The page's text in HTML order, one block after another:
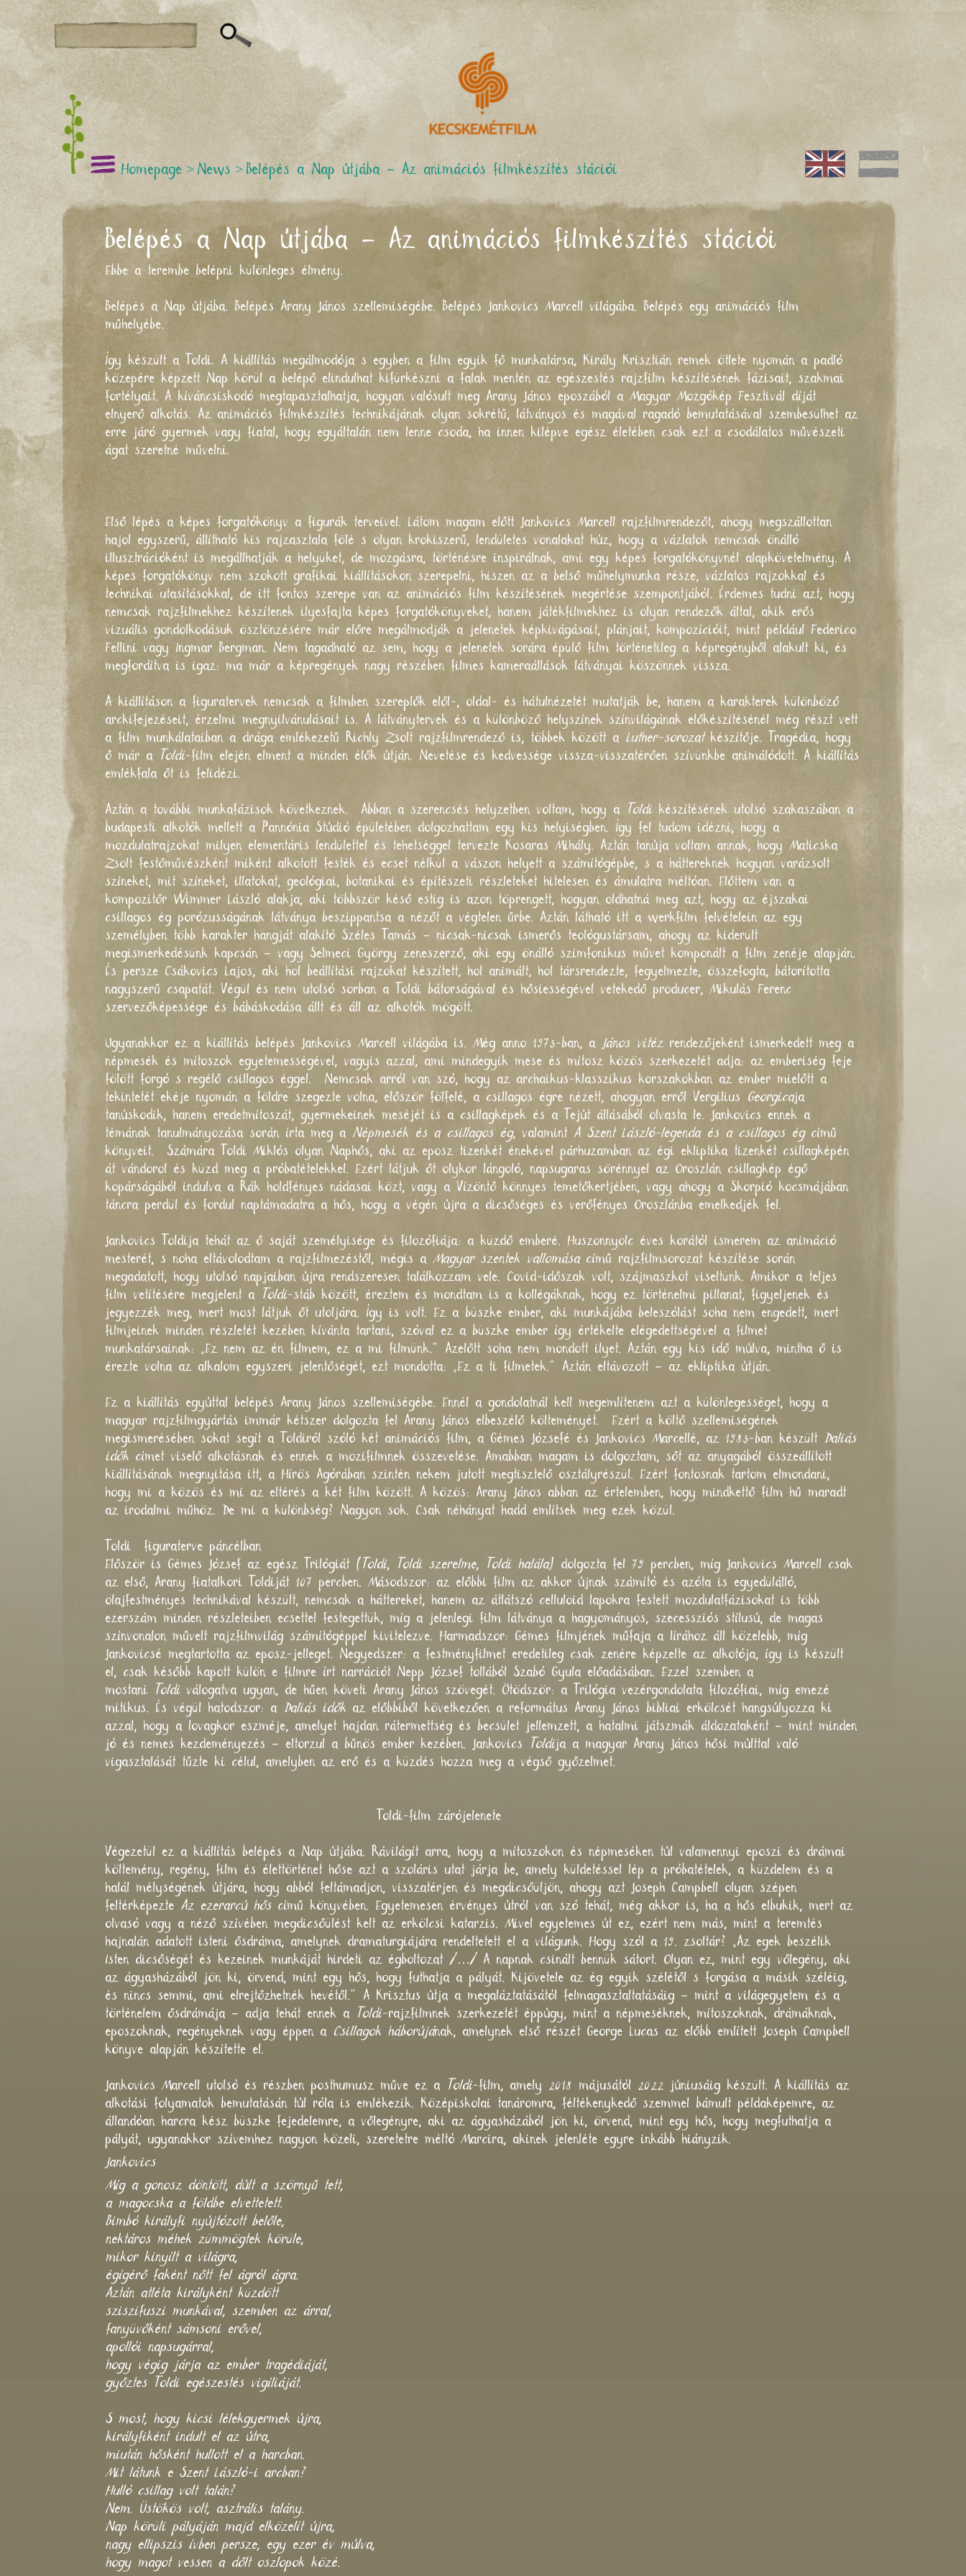
Homepage > News > Belépés a Nap útjába – Az animációs filmkészítés stációi
Belépés a Nap útjába – Az animációs filmkészítés stációi
Ebbe a terembe belépni különleges élmény.
Belépés a Nap útjába. Belépés Arany János szellemiségébe. Belépés Jankovics Marcell világába. Belépés egy animációs film
műhelyébe.
Így készült a Toldi. A kiállítás megálmodója s egyben a film egyik fő munkatársa, Király Krisztián remek ötlete nyomán a padló
közepére képzett Nap körül a belépő elindulhat kifürkészni a falak mentén az egészestés rajzfilm készítésének fázisait, szakmai
fortélyait. A kíváncsiskodó megtapasztalhatja, hogyan valósult meg Arany János eposzából a Magyar Mozgókép Fesztivál díját
elnyerő alkotás. Az animációs filmkészítés technikájának olyan sokrétű, látványos és magával ragadó bemutatásával szembesülhet az
erre járó gyermek vagy fiatal, hogy egyáltalán nem lenne csoda, ha innen kilépve egész életében csak ezt a csodálatos művészeti
ágat szeretné művelni.
Első lépés a képes forgatókönyv a figurák terveivel. Látom magam előtt Jankovics Marcell rajzfilmrendezőt, ahogy megszállottan
hajol egyszerű, állítható kis rajzasztala fölé s olyan krokiszerű, lendületes vonalakat húz, hogy a vázlatok nemcsak önálló
illusztrációként is megállhatják a helyüket, de mozgásra, történésre inspirálnak, ami egy képes forgatókönyvnél alapkövetelmény. A
képes forgatókönyv nem szokott grafikai kiállításokon szerepelni, hiszen az a belső műhelymunka része, vázlatos rajzokkal és
technikai utasításokkal, de itt fontos szerepe van az animációs film készítésének megértése szempontjából. Érdemes tudni azt, hogy
nemcsak rajzfilmekhez készítenek ilyesfajta képes forgatókönyveket, hanem játékfilmekhez is olyan rendezők által, akik erős
vizuális gondolkodásuk ösztönzésére már előre megálmodják a jelenetek képkivágásait, plánjait, kompozícióit, mint például Federico
Fellini vagy Ingmar Bergman. Nem tagadható az sem, hogy a jelenetek sorára épülő film történetileg a képregényből alakult ki, és
megfordítva is igaz: ma már a képregények nagy részében filmes kameraállások látványai köszönnek vissza.
A kiállításon a figuratervek nemcsak a filmben szereplők elől-, oldal- és hátulnézetét mutatják be, hanem a karakterek különböző
arckifejezéseit, érzelmi megnyilvánulásait is. A látványtervek és a különböző helyszínek színvilágának előkészítésénél még részt vett
a film munkálataiban a drága emlékezetű Richly Zsolt rajzfilmrendező is, többek között a Luther-sorozatkészítője. Tragédia, hogy
ő már a
Toldi-film elején elment a minden élők útján. Nevetése és kedvessége vissza-visszatérően szívünkbe animálódott. A kiállítás
emlékfala őt is felidézi.
Aztán a további munkafázisok következnek. Abban a szerencsés helyzetben voltam, hogy a Toldi készítésének utolsó szakaszában a
budapesti alkotók mellett a Pannónia Stúdió épületében dolgozhattam egy kis helyiségben. Így fel tudom idézni, hogy a
mozdulatrajzokat milyen elementáris lendülettel és tehetséggel tervezte Kosaras Mihály. Aztán tanúja voltam annak, hogy Maticska
Zsolt festőművészként miként alkotott festék és ecset nélkül a vászon helyett a számítógépbe, s a háttereknek hogyan varázsolt
színeket, mit színeket, illatokat, geológiai, botanikai és építészeti részleteket hitelesen és ámulatra méltóan. Előttem van a
kompozitőr Wimmer László alakja, aki többször késő estig is azon töprengett, hogyan oldhatná meg azt, hogy az éjszakai
csillagos ég porózusságának látványa beszippantsa a nézőt a végtelen űrbe. Aztán látható itt a werkfilm felvételein az egy
személyben több karakter hangját alakító Széles Tamás – nicsak-nicsak ismerős teológustársam, ahogy az kiderült
megismerkedésünk kapcsán – vagy Selmeci György zeneszerző, aki egy önálló szimfonikus művet komponált a film zenéje alapján.
És persze Csákovics Lajos, aki hol beállítási rajzokat készített, hol animált, hol társrendezte, fegyelmezte, összefogta, bátorította
nagyszerű csapatát. Végül és nem utolsó sorban a Toldi bátorságával és hősiességével vetekedő producer, Mikulás Ferenc
szervezőképessége és bábáskodása állt és áll az alkotók mögött.
Ugyanakkor ez a kiállítás belépés Jankovics Marcell világába is. Még anno 1973-ban, a János vitéz rendezőjeként ismerkedett meg a
népmesék és mítoszok egyetemességével, vagyis azzal, ami mindegyik mese és mítosz közös szerkezetét adja: az emberiség feje
fölött forgó s regélő csillagos éggel. Nemcsak arról van szó, hogy az archaikus-klasszikus korszakokban az ember mielőtt a
tekintetét ekéje nyomán a földre szegezte volna, először fölfelé, a csillagos égre nézett, ahogyan erről Vergilius
Georgicaja
tanúskodik, hanem eredetmítoszát, gyermekeinek meséjét is a csillagképek és a Tejút állásából olvasta le. Jankovics ennek a
témának tanulmányozása során írta meg a Népmesék és a csillagos ég, valamint A Szent László-legenda és a csillagos égcímű
könyveit. Számára Toldi Miklós olyan Naphős, aki az eposz tizenkét énekével párhuzamban az égi ekliptika tizenkét csillagképén
át vándorol és küzd meg a próbatételekkel. Ezért látjuk őt olykor lángoló, napsugaras sörénnyel az Oroszlán csillagkép égő
kopárságából indulva a Rák holdfényes nádasai közt, vagy a Vízöntő könnyes temetőkertjében, vagy ahogy a Skorpió kocsmájában
táncra perdül és fordul naptámadatra a hős, hogy a végén újra a dicsőséges és verőfényes Oroszlánba emelkedjék fel.
Jankovics Toldija tehát az ő saját személyisége és filozófiája: a küzdő emberé. Huszonnyolc éves korától ismerem az animáció
mesterét, s noha eltávolodtam a rajzfilmezéstől, mégis a Magyar szentek vallomásacímű rajzfilmsorozat készítése során
megadatott, hogy utolsó napjaiban újra rendszeresen találkozzam vele. Covid-időszak volt, szájmaszkot viseltünk. Amikor a teljes
film vetítésére megjelent a
Toldi-stáb között, éreztem és mondtam is a kollégáknak, hogy ez történelmi pillanat, figyeljenek és
jegyezzék meg, mert most látjuk őt utoljára. Így is volt. Ez a büszke ember, aki munkájába beleszólást soha nem engedett, mert
filmjeinek minden részletét kezében kívánta tartani, szóval ez a büszke ember így értékelte elégedettségével a filmet
munkatársainak: „Ez nem az én filmem, ez a mi filmünk.” Azelőtt soha nem mondott ilyet. Aztán egy kis idő múlva, mintha ő is
érezte volna az alkalom egyszeri jelentőségét, ezt mondotta: „Ez a ti filmetek.” Aztán eltávozott – az ekliptika útján.
Ez a kiállítás egyúttal belépés Arany János szellemiségébe. Ennél a gondolatnál kell megemlítenem azt a különlegességet, hogy a
magyar rajzfilmgyártás immár kétszer dolgozta fel Arany János elbeszélő költeményét. Ezért a költő szellemiségének
megismerésében sokat segít a Toldiról szóló két animációs film, a Gémes Józsefé és Jankovics Marcellé, az 1983-ban készült
Daliás
idők címet viselő alkotásnak és ennek a mozifilmnek összevetése. Amabban magam is dolgoztam, sőt az anyagából összeállított
kiállításának megnyitása itt, a Hírös Agórában szintén nekem jutott megtisztelő osztályrészül. Ezért fontosnak tartom elmondani,
hogy mi a közös és mi az eltérés a két film között. A közös: Arany János abban az értelemben, hogy mindkettő film hű maradt
az irodalmi műhöz. De mi a különbség? Nagyon sok. Csak néhányat hadd említsek meg ezek közül.
Toldi figuraterve páncélban
Először is Gémes József az egész Trilógiát ( Toldi, Toldi szerelme, Toldi halála) dolgozta fel 79 percben, míg Jankovics Marcell csak
az első, Arany fiatalkori Toldiját 107 percben. Másodszor: az előbbi film az akkor újnak számító és azóta is egyedülálló,
olajfestményes technikával készült, nemcsak a háttereket, hanem az átlátszó celluloid lapokra festett mozdulatfázisokat is több
ezerszám minden részleteiben ecsettel festegettük, míg a jelenlegi film látványa a hagyományos, szecessziós stílusú, de magas
színvonalon művelt rajzfilmvilág számítógéppel kivitelezve. Harmadszor: Gémes filmjének műfaja a lírához áll közelebb, míg
Jankovicsé megtartotta az eposz-jelleget. Negyedszer: a festményfilmet eredetileg csak zenére képzelte az alkotója, így is készült
el, csak később kapott külön e filmre írt narrációt Nepp József tollából Szabó Gyula előadásában. Ezzel szemben a
mostani
Toldi válogatva ugyan, de hűen követi Arany János szövegét. Ötödször: a Trilógia vezérgondolata filozófiai, míg emezé
mitikus. És végül hatodszor: a
Daliás idők az előbbiből következően a református Arany János bibliai erkölcsét hangsúlyozza ki
azzal, hogy a lovagkor eszméje, amelyet hajdan rátermettség és becsület jellemzett, a hatalmi játszmák áldozataként – mint minden
jó és nemes kezdeményezés – eltorzul a bűnös ember kezében. Jankovics
Toldija a magyar Arany János hősi múlttal való
vigasztalását tűzte ki célul, amelyben az erő és a küzdés hozza meg a végső győzelmet.
Toldi-film zárójelenete
Végezetül ez a kiállítás belépés a Nap útjába. Rávilágít arra, hogy a mítoszokon és népmeséken túl valamennyi eposzi és drámai
költemény, regény, film és élettörténet hőse azt a szoláris utat járja be, amely küldetéssel lép a próbatételek, a küzdelem és a
halál mélységének útjára, hogy abból feltámadjon, visszatérjen és megdicsőüljön, ahogy azt Joseph Campbell olyan szépen
feltérképezte Az ezerarcú hős című könyvében. Egyetemesen érvényes útról van szó tehát, még akkor is, ha a hős elbukik, mert az
olvasó vagy a néző szívében megdicsőülést kelt az erkölcsi katarzis. Mivel egyetemes út ez, ezért nem más, mint a teremtés
hajnalán adatott isteni ősdráma, amelynek dramaturgiájára rendeltetett el a világunk. Hogy szól a 19. zsoltár? „Az egek beszélik
Isten dicsőségét és kezeinek munkáját hirdeti az égboltozat /…/ A napnak csinált bennük sátort. Olyan ez, mint egy vőlegény, aki
az ágyasházából jön ki, örvend, mint egy hős, hogy futhatja a pályát. Kijövetele az ég egyik szélétől s forgása a másik széléig,
és nincs semmi, ami elrejtőzhetnék hevétől.” A Krisztus útja a megaláztatásától felmagasztaltatásáig – mint a világegyetem és a
történelem ősdrámája – adja tehát ennek a
Toldi-rajzfilmnek szerkezetét éppúgy, mint a népmeséknek, mítoszoknak, drámáknak,
eposzoknak, regényeknek vagy éppen a Csillagok háborújának, amelynek első részét George Lucas az előbb említett Joseph Campbell
könyve alapján készítette el.
Jankovics Marcell utolsó és részben posthumusz műve ez a Toldi-film, amely 2018 májusától 2022 júniusáig készült. A kiállítás az
alkotási folyamatok bemutatásán túl róla is emlékezik. Középiskolai tanáromra, féltékenykedő szemmel bámult példaképemre, az
állandóan harcra kész büszke fejedelemre, a vőlegényre, aki az ágyasházából jön ki, örvend, mint egy hős, hogy megfuthatja a
pályát, ugyanakkor szívemhez nagyon közeli, szeretetre méltó Marcira, akinek jelenléte egyre inkább hiányzik.
Jankovics
Míg a gonosz döntött, dúlt a szörnyű tett,
a magocska a földbe elvettetett.
Bimbó királyfi nyújtózott belőle,
nektáros méhek zümmögtek körüle,
mikor kinyílt a világra,
égígérő faként nőtt fel ágról ágra.
Aztán atléta királyként küzdött
sziszifuszi munkával, szemben az árral,
fanyüvőként sámsoni erővel,
apollói napsugárral,
hogy végig járja az ember tragédiáját,
győztes Toldi egészestés vigíliáját.
S most, hogy kicsi lélekgyermek újra,
királyfiként indult el az útra,
miután hősként hullott el a harcban.
Mit látunk e Szent László-i arcban?
Hulló csillag volt talán?
Nem. Üstökös volt, asztrális talány.
Nap körüli pályáján majd elközelít újra,
nagy ellipszis ívben persze, egy ezer év múlva,
hogy magot vessen a dőlt oszlopok közé.